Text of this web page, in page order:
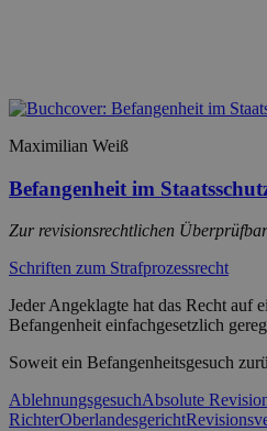
Maximilian Weiß
Befangenheit im
Zur revisionsrechtlichen
Schriften zum Strafprozessrecht
Jeder Angeklagte hat das Recht auf
Befangenheit einfachgesetzlich
Soweit ein Befangenheitsgesuch
AblehnungsgesuchAbsolute
RichterOberlandesgericht